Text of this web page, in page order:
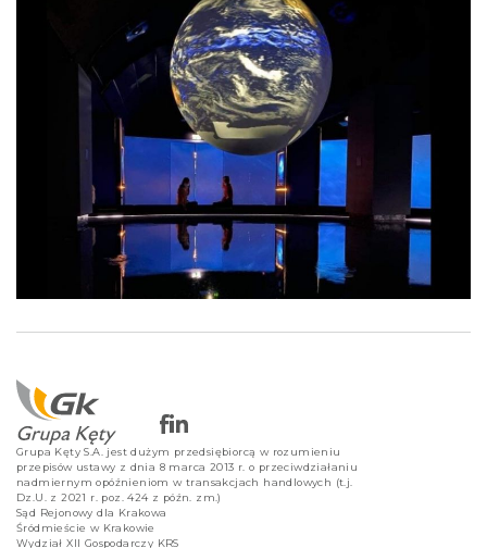
Grupa Kęty S.A. jest dużym przedsiębiorcą w rozumieniu
przepisów ustawy z dnia 8 marca 2013 r. o przeciwdziałaniu
nadmiernym opóźnieniom w transakcjach handlowych (t.j.
Dz.U. z 2021 r. poz. 424 z późn. zm.)
Sąd Rejonowy dla Krakowa
Śródmieście w Krakowie
Wydział XII Gospodarczy KRS